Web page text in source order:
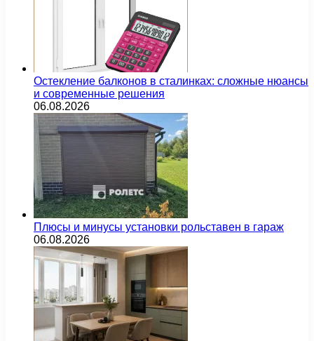
Остекление балконов в сталинках: сложные нюансы
и современные решения
06.08.2026
Плюсы и минусы установки рольставен в гараж
06.08.2026